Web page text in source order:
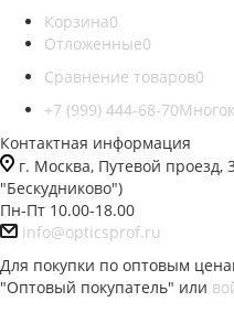
Корзина0
Отложенные0
Сравнение товаров0
+7 (999) 444-68-70
Контактная информация
г. Москва, Путевой
"Бескудниково")
Пн-Пт 10.00-18.00
info@opticsprof.ru
Для покупки по оптовым
"Оптовый покупатель" или